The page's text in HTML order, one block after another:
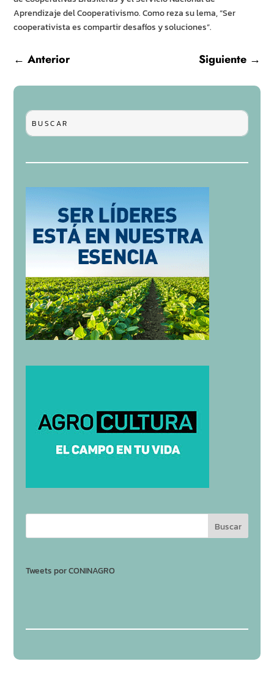
Aprendizaje del Cooperativismo. Como reza su lema, “Ser
cooperativista es compartir desafíos y soluciones”.
←Anterior Siguiente→
Tweets por CONINAGRO